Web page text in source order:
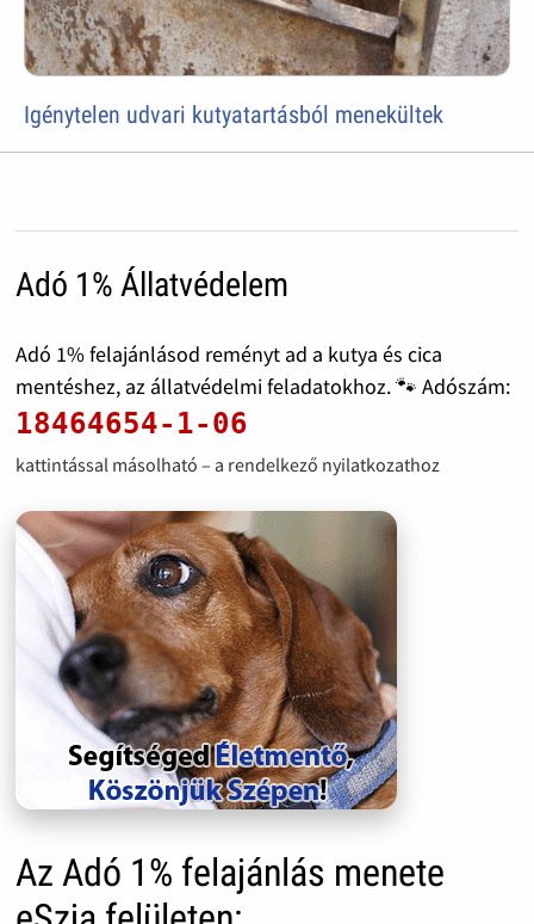
Igénytelen udvari kutyatartásból menekültek
Adó 1% Állatvédelem
Adó 1% felajánlásod reményt ad a kutya és cica
mentéshez, az állatvédelmi feladatokhoz. 🐾 Adószám:
18464654-1-06
kattintással másolható – a rendelkező nyilatkozathoz
Az Adó 1% felajánlás menete